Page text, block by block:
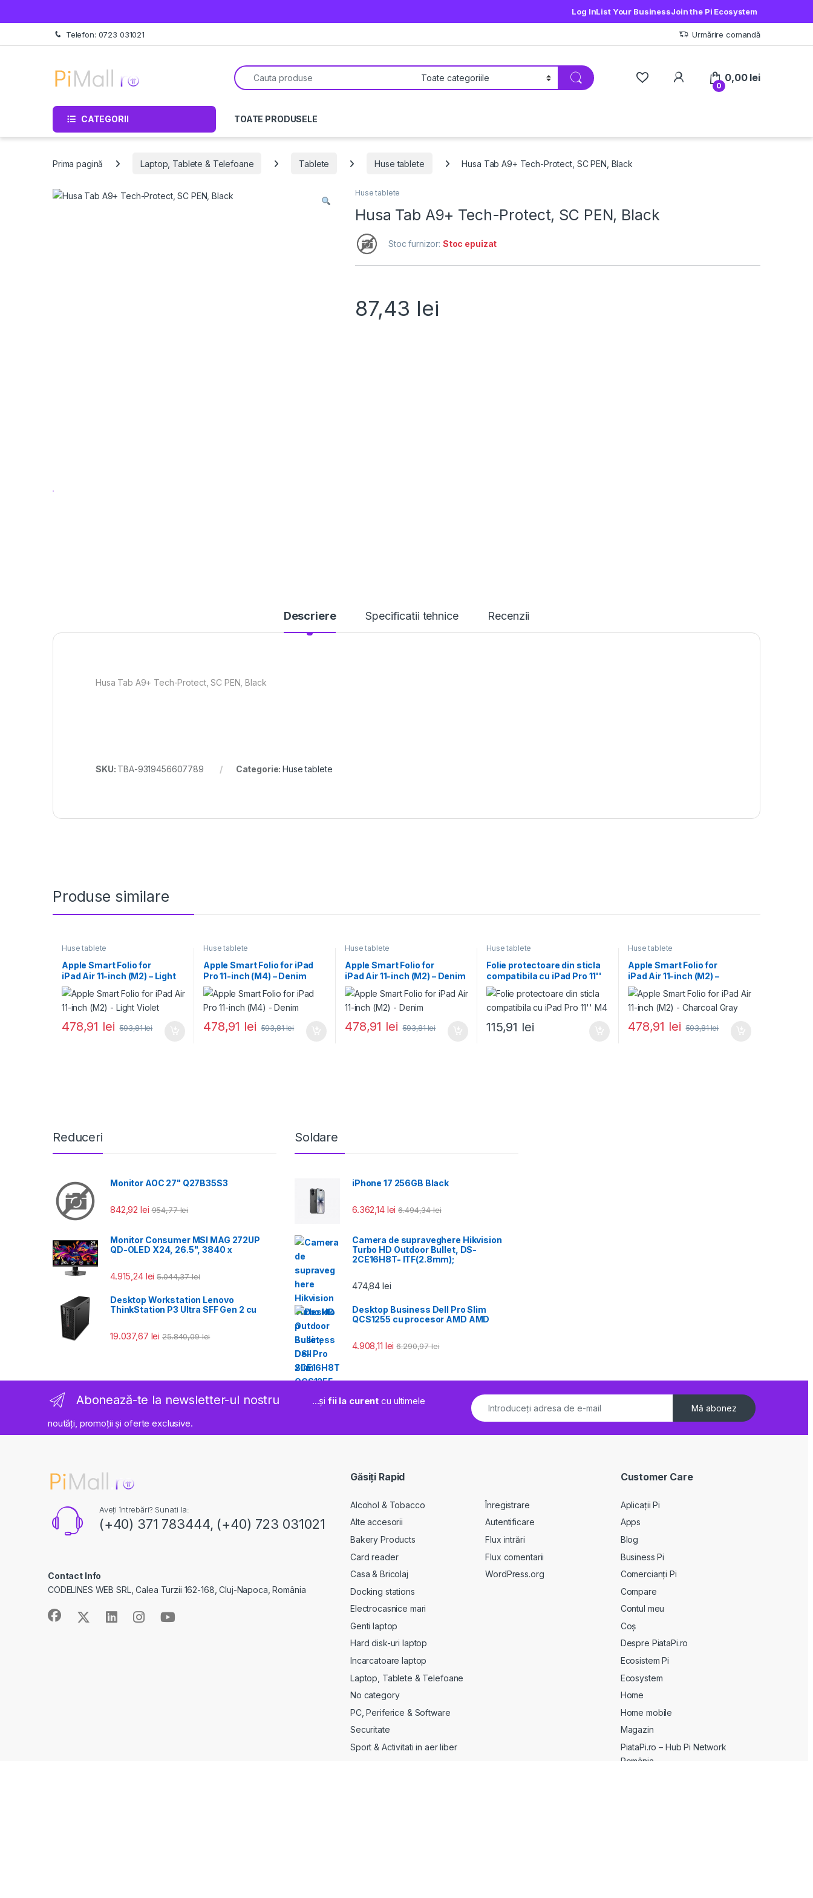
Log InList Your BusinessJoin the Pi Ecosystem
Treci la navigare
Sări la conținut Telefon: 0723 031021 Urmărire comandă
Căutare pentru:
My Account
0
0,00 lei
CATEGORII TOATE PRODUSELE
Prima pagină Laptop, Tablete & Telefoane Tablete Huse tablete Husa Tab A9+ Tech-Protect, SC PEN, Black
Huse tablete
Husa Tab A9+ Tech-Protect, SC PEN, Black
Stoc furnizor: Stoc epuizat
87,43 lei
Descriere Specificatii tehnice Recenzii
Husa Tab A9+ Tech-Protect, SC PEN, Black
SKU: TBA-9319456607789 Categorie:Huse tablete
Produse similare
Huse tablete
Apple Smart Folio for
iPad Air 11-inch (M2) – Light
Violet
478,91 lei 593,81lei
Huse tablete
Apple Smart Folio for iPad
Pro 11-inch (M4) – Denim
478,91 lei 593,81lei
Huse tablete
Apple Smart Folio for
iPad Air 11-inch (M2) – Denim
478,91 lei 593,81lei
Huse tablete
Folie protectoare din sticla
compatibila cu iPad Pro 11''
M4
115,91 lei
Huse tablete
Apple Smart Folio for
iPad Air 11-inch (M2) –
Charcoal Gray
478,91 lei 593,81lei
Reduceri
Monitor AOC 27" Q27B35S3
842,92lei 954,77lei
Monitor Consumer MSI MAG 272UP
QD-OLED X24, 26.5", 3840 x
4.915,24 lei 5.044,37lei
Desktop Workstation Lenovo
ThinkStation P3 Ultra SFF Gen 2 cu
19.037,67 lei 25.840,09lei
Soldare
iPhone 17 256GB Black
6.362,14 lei 6.494,34lei
Camera de supraveghere Hikvision
Turbo HD Outdoor Bullet, DS-
2CE16H8T- ITF(2.8mm);
474,84lei
Desktop Business Dell Pro Slim
QCS1255 cu procesor AMD AMD
4.908,11 lei 6.290,97lei
Abonează-te la newsletter-ul nostru ...șifii la curent cu ultimele
noutăți, promoții și oferte exclusive.
Mă abonez
Aveți întrebări? Sunati la:
(+40) 371 783444, (+40) 723 031021
Contact Info
CODELINES WEB SRL, Calea Turzii 162-168, Cluj-Napoca, România
Găsiți Rapid
Alcohol & Tobacco
Alte accesorii
Bakery Products
Card reader
Casa & Bricolaj
Docking stations
Electrocasnice mari
Genti laptop
Hard disk-uri laptop
Incarcatoare laptop
Laptop, Tablete & Telefoane
No category
PC, Periferice & Software
Securitate
Sport & Activitati in aer liber
Înregistrare
Autentificare
Flux intrări
Flux comentarii
WordPress.org
Customer Care
Aplicații Pi
Apps
Blog
Business Pi
Comercianți Pi
Compare
Contul meu
Coș
Despre PiataPi.ro
Ecosistem Pi
Ecosystem
Home
Home mobile
Magazin
PiataPi.ro – Hub Pi Network
România